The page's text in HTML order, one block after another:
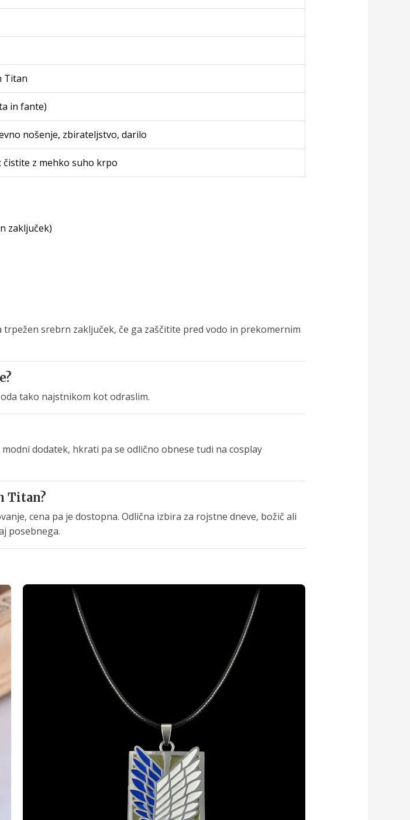
Titan
in fante)
nošenje, zbirateljstvo, darilo
čistite z mehko suho krpo
zaključek)
srebrn zaključek, če ga zaščitite pred vodo in prekomernim
tako najstnikom kot odraslim.
dodatek, hkrati pa se odlično obnese tudi na cosplay
Titan?
cena pa je dostopna. Odlična izbira za rojstne dneve, božič ali
posebnega.